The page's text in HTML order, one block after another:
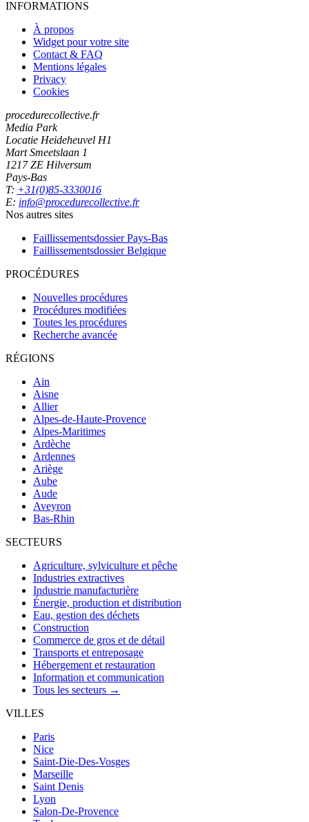
INFORMATIONS
À propos
Widget pour votre site
Contact & FAQ
Mentions légales
Privacy
Cookies
procedurecollective.fr
Media Park
Locatie Heideheuvel H1
Mart Smeetslaan 1
1217 ZE Hilversum
Pays-Bas
T: +31(0)85-3330016
E: info@procedurecollective.fr
Nos autres sites
Faillissementsdossier Pays-Bas
Faillissementsdossier Belgique
PROCÉDURES
Nouvelles procédures
Procédures modifiées
Toutes les procédures
Recherche avancée
RÉGIONS
Ain
Aisne
Allier
Alpes-de-Haute-Provence
Alpes-Maritimes
Ardèche
Ardennes
Ariège
Aube
Aude
Aveyron
Bas-Rhin
SECTEURS
Agriculture, sylviculture et pêche
Industries extractives
Industrie manufacturière
Énergie, production et distribution
Eau, gestion des déchets
Construction
Commerce de gros et de détail
Transports et entreposage
Hébergement et restauration
Information et communication
Tous les secteurs →
VILLES
Paris
Nice
Saint-Die-Des-Vosges
Marseille
Saint Denis
Lyon
Salon-De-Provence